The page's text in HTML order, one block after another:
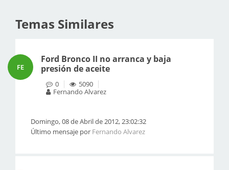
Temas Similares
FE
Ford Bronco II no arranca y baja
presión de aceite
0
5090
Fernando Alvarez
Domingo, 08 de Abril de 2012, 23:02:32
Último mensaje por Fernando Alvarez